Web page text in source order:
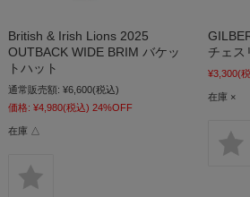
British & Irish Lions 2025
OUTBACK WIDE BRIM バケッ
トハット
通常販売額: ¥6,600(税込)
価格: ¥4,980(税込) 24%OFF
在庫 △
チェス
¥3,300(
在庫 ×